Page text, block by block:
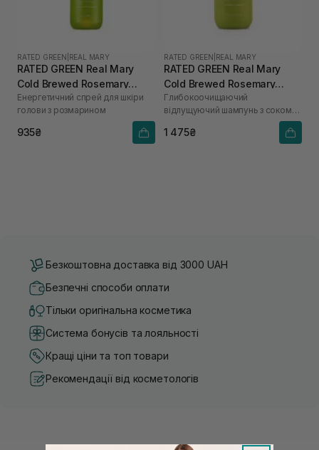
RATED GREEN REAL MARY
RATED GREEN Real Mary
Cold Brewed Rosemary
Energizing Scalp Spray 120
мл
Енергетичний спрей для шкіри
голови з розмарином
935₴
RATED GREEN REAL MARY
RATED GREEN Real Mary
Cold Brewed Rosemary
Exfoliating Scalp Shampoo
400 ml
Глибокоочищаючий
відлущуючий шампунь з соком
1 475₴
Безкоштовна доставка від 3000 UAH
Безпечні способи оплати
Тільки оригінальна косметика
Система бонусів та лояльності
Кращі ціни та топ товари
Рекомендації від косметологів